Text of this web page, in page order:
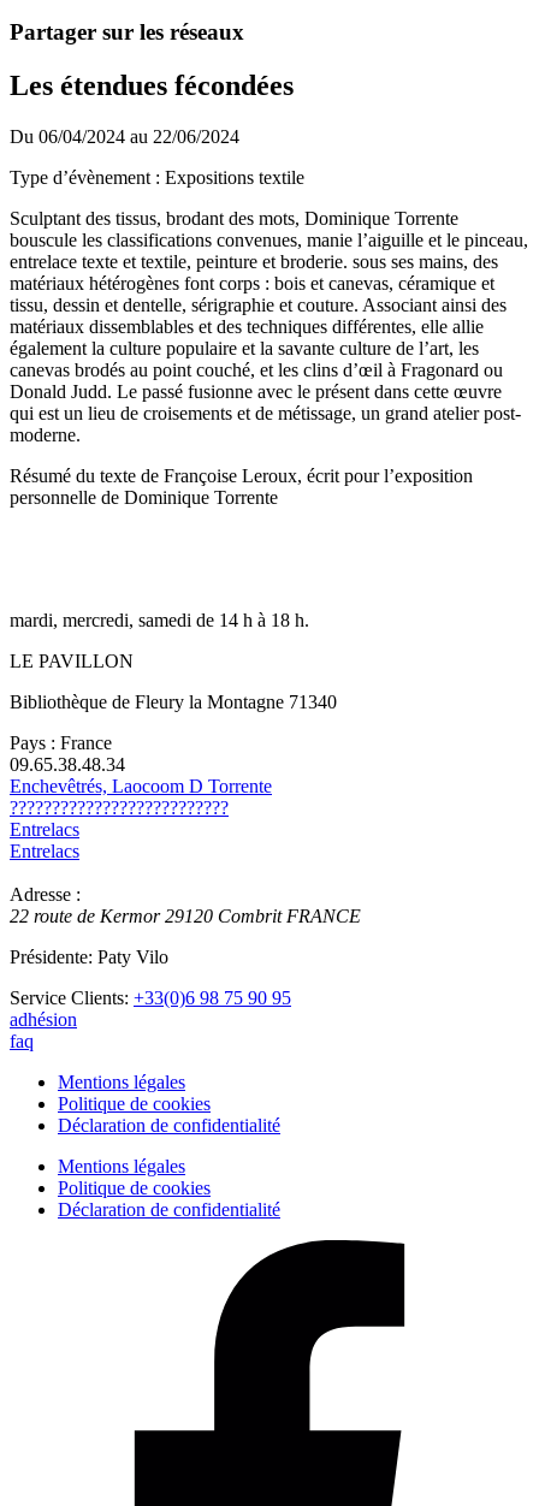
Partager sur les réseaux
Les étendues fécondées
Du 06/04/2024 au 22/06/2024
Type d’évènement : Expositions textile
Sculptant des tissus, brodant des mots, Dominique Torrente
bouscule les classifications convenues, manie l’aiguille et le pinceau,
entrelace texte et textile, peinture et broderie. sous ses mains, des
matériaux hétérogènes font corps : bois et canevas, céramique et
tissu, dessin et dentelle, sérigraphie et couture. Associant ainsi des
matériaux dissemblables et des techniques différentes, elle allie
également la culture populaire et la savante culture de l’art, les
canevas brodés au point couché, et les clins d’œil à Fragonard ou
Donald Judd. Le passé fusionne avec le présent dans cette œuvre
qui est un lieu de croisements et de métissage, un grand atelier post-
moderne.
Résumé du texte de Françoise Leroux, écrit pour l’exposition
personnelle de Dominique Torrente
mardi, mercredi, samedi de 14 h à 18 h.
LE PAVILLON
Bibliothèque de Fleury la Montagne 71340
Pays : France
09.65.38.48.34
Enchevêtrés, Laocoom D Torrente
??????????????????????????
Entrelacs
Entrelacs
Adresse :
22 route de Kermor 29120 Combrit FRANCE
Présidente: Paty Vilo
Service Clients: +33(0)6 98 75 90 95
adhésion
faq
Mentions légales
Politique de cookies
Déclaration de confidentialité
Mentions légales
Politique de cookies
Déclaration de confidentialité